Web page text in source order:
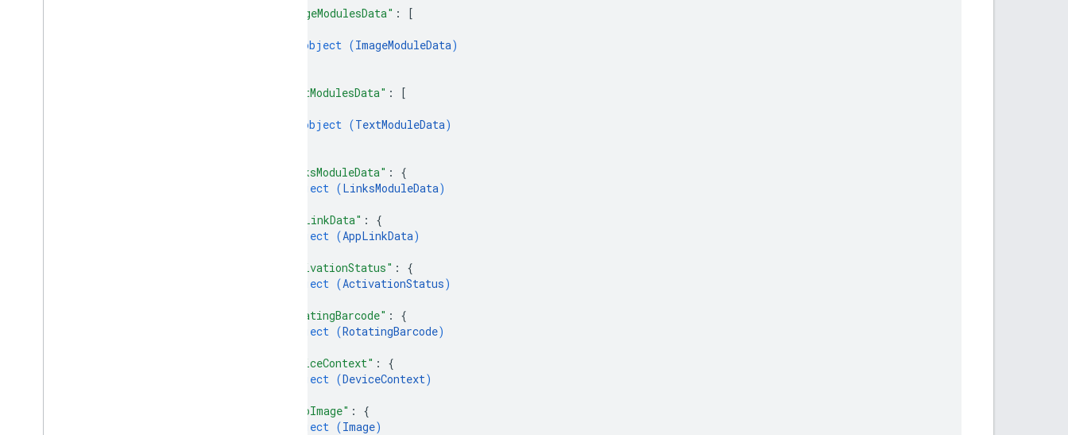
"imageModulesData" :
[
object (ImageModuleData)
"textModulesData" :
[
object (TextModuleData)
"linksModuleData" : {
object (LinksModuleData)
"appLinkData" : {
object (AppLinkData)
"activationStatus" : {
object (ActivationStatus)
"rotatingBarcode" : {
object (RotatingBarcode)
"deviceContext" : {
object (DeviceContext)
"heroImage" : {
object (Image)